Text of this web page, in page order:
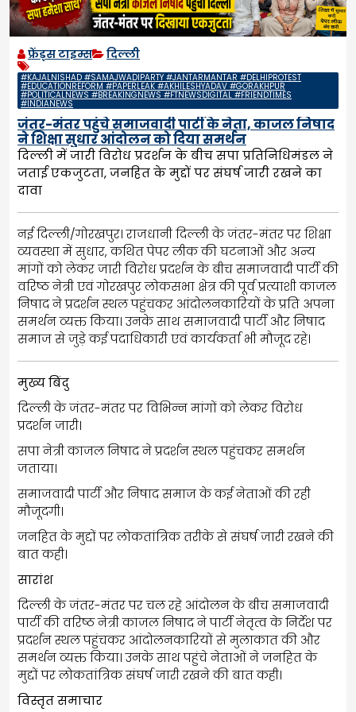
फ्रेंड्स टाइम्स दिल्ली
#KAJALNISHAD #SAMAJWADIPARTY #JANTARMANTAR #DELHIPROTEST
#EDUCATIONREFORM #PAPERLEAK #AKHILESHYADAV #GORAKHPUR
#POLITICALNEWS #BREAKINGNEWS #FTNEWSDIGITAL #FRIENDTIMES
#INDIANEWS
जंतर-मंतर पहुंचे समाजवादी पार्टी के नेता, काजल निषाद
ने शिक्षा सुधार आंदोलन को दिया समर्थन
दिल्ली में जारी विरोध प्रदर्शन के बीच सपा प्रतिनिधिमंडल ने
जताई एकजुटता, जनहित के मुद्दों पर संघर्ष जारी रखने का
दावा
नई दिल्ली/गोरखपुर। राजधानी दिल्ली के जंतर-मंतर पर शिक्षा
व्यवस्था में सुधार, कथित पेपर लीक की घटनाओं और अन्य
मांगों को लेकर जारी विरोध प्रदर्शन के बीच समाजवादी पार्टी की
वरिष्ठ नेत्री एवं गोरखपुर लोकसभा क्षेत्र की पूर्व प्रत्याशी काजल
निषाद ने प्रदर्शन स्थल पहुंचकर आंदोलनकारियों के प्रति अपना
समर्थन व्यक्त किया। उनके साथ समाजवादी पार्टी और निषाद
समाज से जुड़े कई पदाधिकारी एवं कार्यकर्ता भी मौजूद रहे।
मुख्य बिंदु
दिल्ली के जंतर-मंतर पर विभिन्न मांगों को लेकर विरोध
प्रदर्शन जारी।
सपा नेत्री काजल निषाद ने प्रदर्शन स्थल पहुंचकर समर्थन
जताया।
समाजवादी पार्टी और निषाद समाज के कई नेताओं की रही
मौजूदगी।
जनहित के मुद्दों पर लोकतांत्रिक तरीके से संघर्ष जारी रखने की
बात कही।
सारांश
दिल्ली के जंतर-मंतर पर चल रहे आंदोलन के बीच समाजवादी
पार्टी की वरिष्ठ नेत्री काजल निषाद ने पार्टी नेतृत्व के निर्देश पर
प्रदर्शन स्थल पहुंचकर आंदोलनकारियों से मुलाकात की और
समर्थन व्यक्त किया। उनके साथ पहुंचे नेताओं ने जनहित के
मुद्दों पर लोकतांत्रिक संघर्ष जारी रखने की बात कही।
विस्तृत समाचार